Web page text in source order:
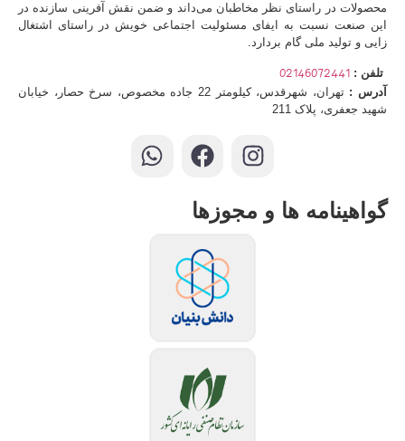
محصولات در راستای نظر مخاطبان می‌داند و ضمن نقش آفرینی سازنده در
این صنعت نسبت به ایفای مسئولیت اجتماعی خویش در راستای اشتغال
زایی و تولید ملی گام بردارد.
تلفن : 02146072441
آدرس :
تهران، شهرقدس، کیلومتر 22 جاده مخصوص، سرخ حصار، خیابان
شهید جعفری، پلاک 211
گواهینامه ها و مجوزها